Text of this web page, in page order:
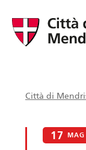
Città di
17